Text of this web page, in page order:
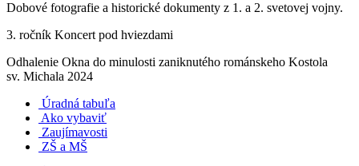
Dobové fotografie a historické dokumenty z 1. a 2. svetovej vojny.
3. ročník Koncert pod hviezdami
Odhalenie Okna do minulosti zaniknutého románskeho Kostola
sv. Michala 2024
Úradná tabuľa
Ako vybaviť
Zaujímavosti
ZŠ a MŠ